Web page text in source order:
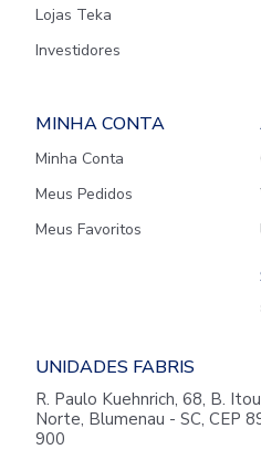
Lojas Teka
Investidores
MINHA CONTA
Minha Conta
Meus Pedidos
Meus Favoritos
UNIDADES FABRIS
R. Paulo Kuehnrich, 68, B.
Norte, Blumenau - SC, CEP
900